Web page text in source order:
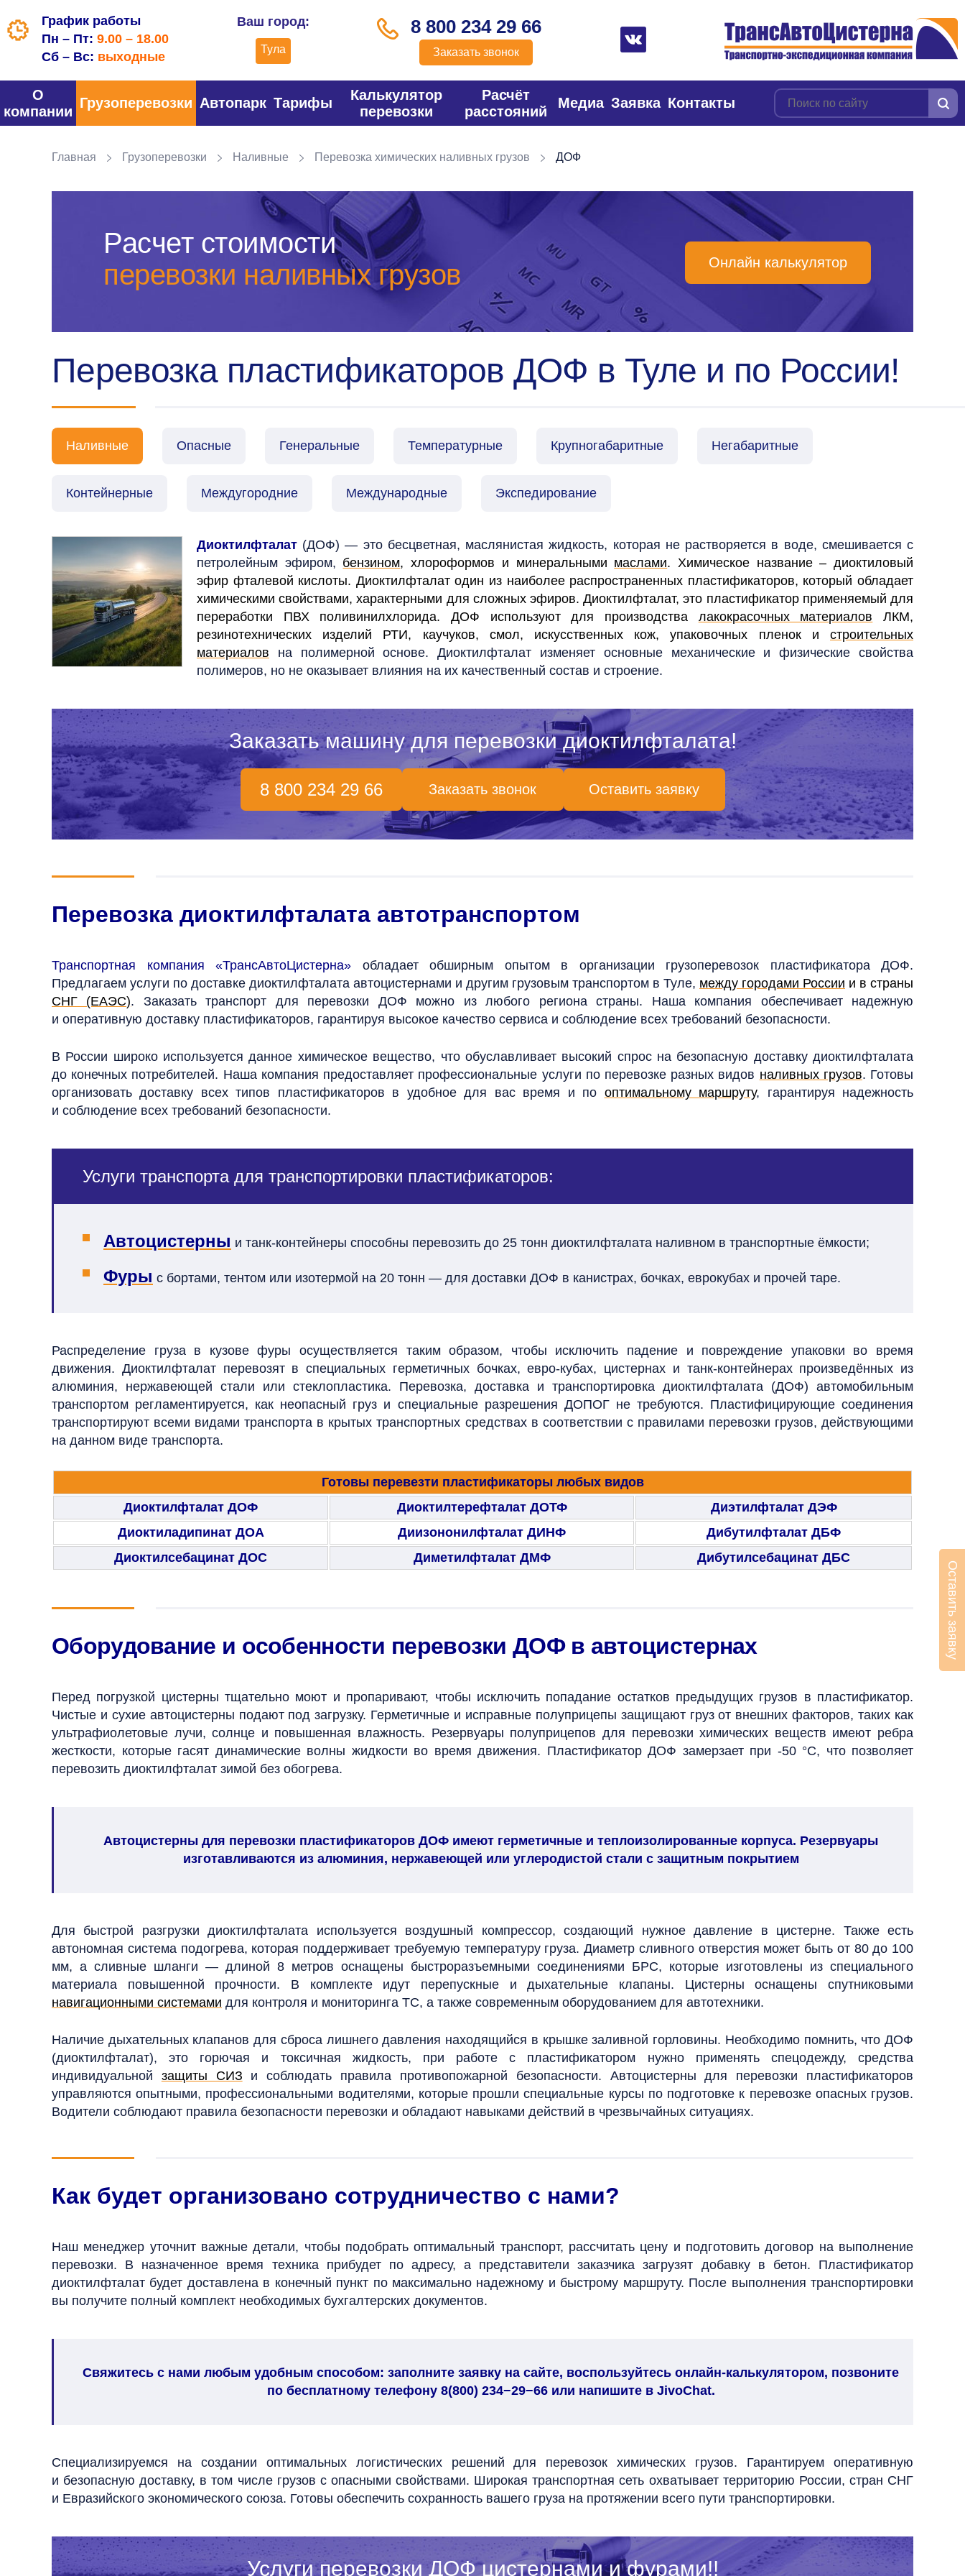
График работы
Пн – Пт: 9.00 – 18.00
Сб – Вс: выходные
Ваш город:
Тула
8 800 234 29 66
Заказать звонок
О
компании
Грузоперевозки Автопарк Тарифы
Калькулятор
перевозки
Расчёт
расстояний
Медиа Заявка Контакты
Главная Грузоперевозки Наливные Перевозка химических наливных грузов ДОФ
Расчет стоимости
перевозки наливных грузов
Онлайн калькулятор
Перевозка пластификаторов ДОФ в Туле и по России!
Наливные Опасные Генеральные Температурные Крупногабаритные Негабаритные
Контейнерные Междугородние Международные Экспедирование
Диоктилфталат (ДОФ)— это бесцветная, маслянистая жидкость, которая не растворяется в воде, смешивается с
петролейным эфиром, бензином, хлороформов и минеральными маслами. Химическое название – диоктиловый
эфир фталевой кислоты. Диоктилфталат один из наиболее распространенных пластификаторов, который обладает
химическими свойствами, характерными для сложных эфиров.Диоктилфталат, это пластификатор применяемый для
переработки ПВХ поливинилхлорида. ДОФ используют для производства лакокрасочных материалов ЛКМ,
резинотехнических изделий РТИ, каучуков, смол, искусственных кож, упаковочных пленок и строительных
материалов на полимерной основе. Диоктилфталат изменяет основные механические и физические свойства
полимеров, но не оказывает влияния на их качественный состав и строение.
Заказать машину для перевозки диоктилфталата!
8 800 234 29 66 Заказать звонок Оставить заявку
Перевозка диоктилфталата автотранспортом
Транспортная компания «ТрансАвтоЦистерна» обладает обширным опытом в организации грузоперевозок пластификатора ДОФ.
Предлагаем услуги по доставке диоктилфталата автоцистернами и другим грузовым транспортом в Туле, между городами России и в страны
СНГ (ЕАЭС). Заказать транспорт для перевозки ДОФ можно из любого региона страны. Наша компания обеспечивает надежную
и оперативную доставку пластификаторов, гарантируя высокое качество сервиса и соблюдение всех требований безопасности.
В России широко используется данное химическое вещество, что обуславливает высокий спрос на безопасную доставку диоктилфталата
до конечных потребителей. Наша компания предоставляет профессиональные услуги по перевозке разных видов наливных грузов. Готовы
организовать доставку всех типов пластификаторов в удобное для вас время и по оптимальному маршруту, гарантируя надежность
и соблюдение всех требований безопасности.
Услуги транспорта для транспортировки пластификаторов:
Автоцистерны и танк-контейнеры способны перевозить до 25 тонн диоктилфталата наливном в транспортные ёмкости;
Фуры с бортами, тентом или изотермой на 20 тонн — для доставки ДОФ в канистрах, бочках, еврокубах и прочей таре.
Распределение груза в кузове фуры осуществляется таким образом, чтобы исключить падение и повреждение упаковки во время
движения. Диоктилфталат перевозят в специальных герметичных бочках, евро-кубах, цистернах и танк-контейнерах произведённых из
алюминия, нержавеющей стали или стеклопластика. Перевозка, доставка и транспортировка диоктилфталата (ДОФ) автомобильным
транспортом регламентируется, как неопасный груз и специальные разрешения ДОПОГ не требуются. Пластифицирующие соединения
транспортируют всеми видами транспорта в крытых транспортных средствах в соответствии с правилами перевозки грузов, действующими
на данном виде транспорта.
Готовы перевезти пластификаторы любых видов
Диоктилфталат ДОФ
Диоктилтерефталат ДОТФ
Диэтилфталат ДЭФ
Диоктиладипинат ДОА
Диизононилфталат ДИНФ
Дибутилфталат ДБФ
Диоктилсебацинат ДОС
Диметилфталат ДМФ Дибутилсебацинат ДБС
Оборудование и особенности перевозки ДОФ в автоцистернах
Перед погрузкой цистерны тщательно моют и пропаривают, чтобы исключить попадание остатков предыдущих грузов в пластификатор.
Чистые и сухие автоцистерны подают под загрузку. Герметичные и исправные полуприцепы защищают груз от внешних факторов, таких как
ультрафиолетовые лучи, солнце и повышенная влажность. Резервуары полуприцепов для перевозки химических веществ имеют ребра
жесткости, которые гасят динамические волны жидкости во время движения. Пластификатор ДОФ замерзает при -50 °C, что позволяет
перевозить диоктилфталат зимой без обогрева.
Автоцистерны для перевозки пластификаторов ДОФ имеют герметичные и теплоизолированные корпуса. Резервуары
изготавливаются из алюминия, нержавеющей или углеродистой стали с защитным покрытием
Для быстрой разгрузки диоктилфталата используется воздушный компрессор, создающий нужное давление в цистерне. Также есть
автономная система подогрева, которая поддерживает требуемую температуру груза. Диаметр сливного отверстия может быть от 80 до 100
мм, а сливные шланги — длиной 8 метров оснащены быстроразъемными соединениями БРС, которые изготовлены из специального
материала повышенной прочности. В комплекте идут перепускные и дыхательные клапаны. Цистерны оснащены спутниковыми
навигационными системами для контроля и мониторинга ТС, а также современным оборудованием для автотехники.
Наличие дыхательных клапанов для сброса лишнего давления находящийся в крышке заливной горловины. Необходимо помнить, что ДОФ
(диоктилфталат), это горючая и токсичная жидкость, при работе с пластификатором нужно применять спецодежду, средства
индивидуальной защиты СИЗ и соблюдать правила противопожарной безопасности. Автоцистерны для перевозки пластификаторов
управляются опытными, профессиональными водителями, которые прошли специальные курсы по подготовке к перевозке опасных грузов.
Водители соблюдают правила безопасности перевозки и обладают навыками действий в чрезвычайных ситуациях.
Как будет организовано сотрудничество с нами?
Наш менеджер уточнит важные детали, чтобы подобрать оптимальный транспорт, рассчитать цену и подготовить договор на выполнение
перевозки. В назначенное время техника прибудет по адресу, а представители заказчика загрузят добавку в бетон. Пластификатор
диоктилфталат будет доставлена в конечный пункт по максимально надежному и быстрому маршруту. После выполнения транспортировки
вы получите полный комплект необходимых бухгалтерских документов.
Свяжитесь с нами любым удобным способом: заполните заявку на сайте, воспользуйтесь онлайн-калькулятором, позвоните
по бесплатному телефону 8(800) 234−29−66 или напишите в JivoChat.
Специализируемся на создании оптимальных логистических решений для перевозок химических грузов. Гарантируем оперативную
и безопасную доставку, в том числе грузов с опасными свойствами. Широкая транспортная сеть охватывает территорию России, стран СНГ
и Евразийского экономического союза. Готовы обеспечить сохранность вашего груза на протяжении всего пути транспортировки.
Услуги перевозки ДОФ цистернами и фурами!!
Оставить заявку